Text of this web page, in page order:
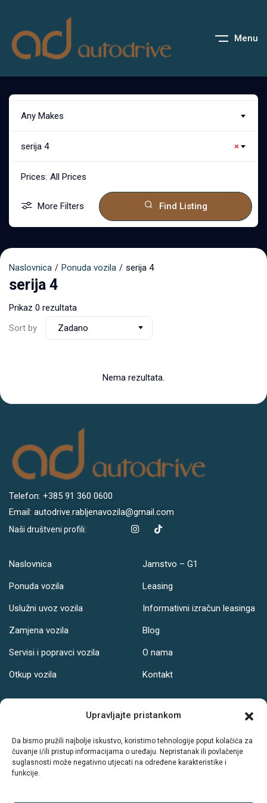
Upravljajte pristankom
Da bismo pružili najbolje iskustvo, koristimo tehnologije poput kolačića za
čuvanje i/ili pristup informacijama o uređaju. Nepristanak ili povlačenje
suglasnosti može negativno utjecati na određene karakteristike i
funkcije.
Menu
Any Makes
×
serija 4
Prices: All Prices
More Filters Find Listing
Naslovnica Ponuda vozila serija 4
serija 4
Prikaz 0 rezultata
Sort by
Zadano
Nema rezultata.
Telefon: +385 91 360 0600
Email: autodrive.rabljenavozila@gmail.com
Naši društveni profili:
Naslovnica
Ponuda vozila
Uslužni uvoz vozila
Zamjena vozila
Servisi i popravci vozila
Otkup vozila
Jamstvo – G1
Leasing
Informativni izračun leasinga
Blog
O nama
Kontakt
Radno vrijeme:
PON-PET: 08-19h